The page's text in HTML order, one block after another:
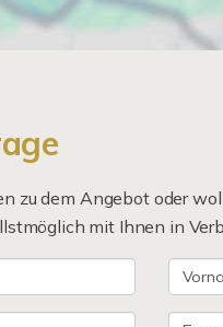
zu dem Angebot oder
mit Ihnen in